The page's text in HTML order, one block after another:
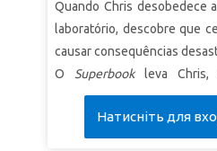
Quando Chris desobedece
laboratório, descobre que
causar consequências
O Superbookleva Chris,
testemunharem a rebelião
do céu. Neste curso,
Criação de Deus no jardim
Натисніть для